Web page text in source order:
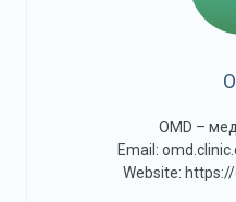
OMD –
Email:
Website: